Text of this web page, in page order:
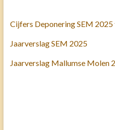
Cijfers Deponering SEM
Jaarverslag SEM 2025
Jaarverslag Mallumse Molen